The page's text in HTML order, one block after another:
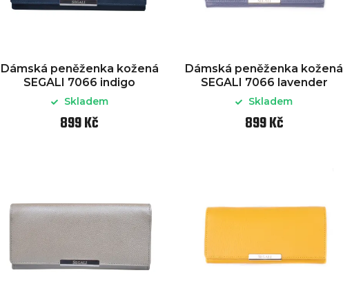
Dámská peněženka kožená
SEGALI 7066 indigo
Skladem
899 Kč
Dámská peněženka kožená
SEGALI 7066 lavender
Skladem
899 Kč